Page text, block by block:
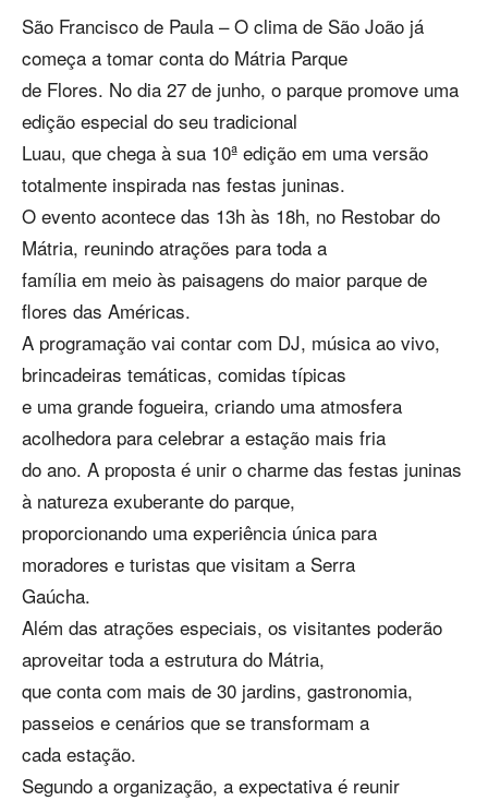
São Francisco de Paula – O clima de São João já
começa a tomar conta do Mátria Parque
de Flores. No dia 27 de junho, o parque promove uma
edição especial do seu tradicional
Luau, que chega à sua 10ª edição em uma versão
totalmente inspirada nas festas juninas.
O evento acontece das 13h às 18h, no Restobar do
Mátria, reunindo atrações para toda a
família em meio às paisagens do maior parque de
flores das Américas.
A programação vai contar com DJ, música ao vivo,
brincadeiras temáticas, comidas típicas
e uma grande fogueira, criando uma atmosfera
acolhedora para celebrar a estação mais fria
do ano. A proposta é unir o charme das festas juninas
à natureza exuberante do parque,
proporcionando uma experiência única para
moradores e turistas que visitam a Serra
Gaúcha.
Além das atrações especiais, os visitantes poderão
aproveitar toda a estrutura do Mátria,
que conta com mais de 30 jardins, gastronomia,
passeios e cenários que se transformam a
cada estação.
Segundo a organização, a expectativa é reunir